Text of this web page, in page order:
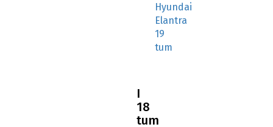
Hyundai
Elantra
19
tum
I
18
tum